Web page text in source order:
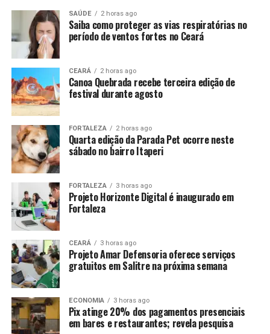
SAÚDE 2 horas ago
Saiba como proteger as vias respiratórias no
período de ventos fortes no Ceará
CEARÁ 2 horas ago
Canoa Quebrada recebe terceira edição de
festival durante agosto
FORTALEZA 2 horas ago
Quarta edição da Parada Pet ocorre neste
sábado no bairro Itaperi
FORTALEZA 3 horas ago
Projeto Horizonte Digital é inaugurado em
Fortaleza
CEARÁ 3 horas ago
Projeto Amar Defensoria oferece serviços
gratuitos em Salitre na próxima semana
ECONOMIA 3 horas ago
Pix atinge 20% dos pagamentos presenciais
em bares e restaurantes; revela pesquisa